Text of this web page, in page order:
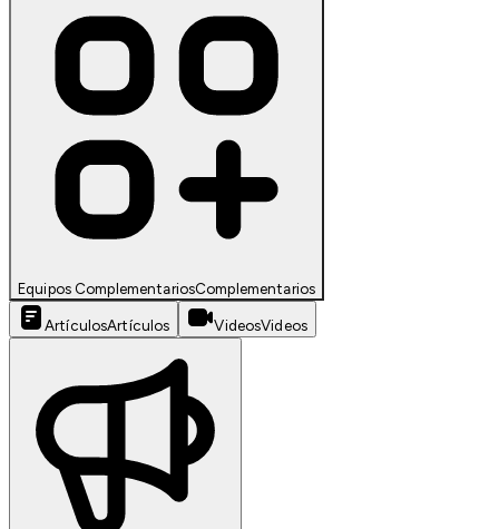
Equipos ComplementariosComplementarios
ArtículosArtículos VideosVideos